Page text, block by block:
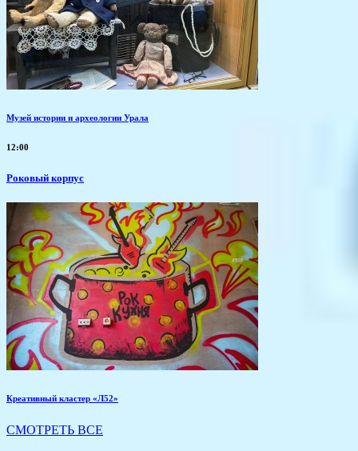
Музей истории и археологии Урала
12:00
Роковый корпус
Креативный кластер «Л52»
СМОТРЕТЬ ВСЕ